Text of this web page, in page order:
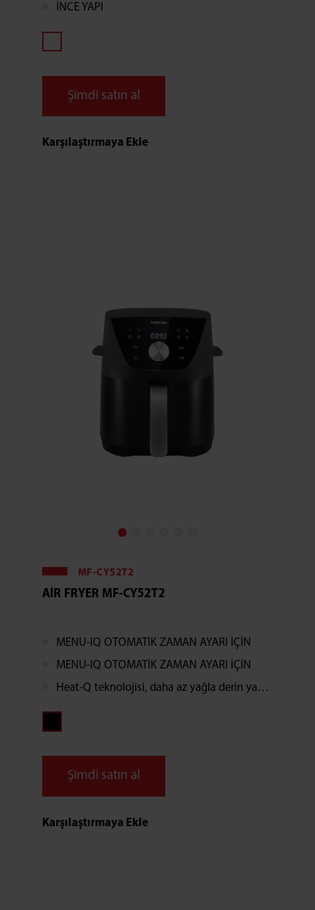
İNCE YAPI
Şimdi satın al
Karşılaştırmaya Ekle
MF-CY52T2
AIR FRYER MF-CY52T2
MENU-IQ OTOMATİK ZAMAN AYARI İÇİN
MENU-IQ OTOMATİK ZAMAN AYARI İÇİN
Heat-Q teknolojisi, daha az yağla derin yağda kızartma ile aynı tadı sunar.
Şimdi satın al
Karşılaştırmaya Ekle